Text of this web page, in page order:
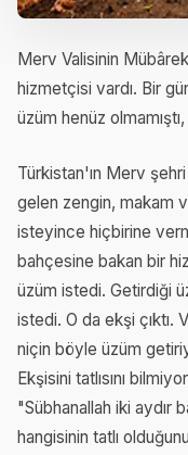
Merv Valisinin
hizmetçisi vardı. Bir
üzüm henüz
Türkistan'ın Merv şehri
gelen zengin, makam
isteyince hiçbirine
bahçesine bakan bir
üzüm istedi. Getirdiği
istedi. O da ekşi çıktı.
niçin böyle üzüm
Ekşisini tatlısını
"Sübhanallah iki aydır
hangisinin tatlı